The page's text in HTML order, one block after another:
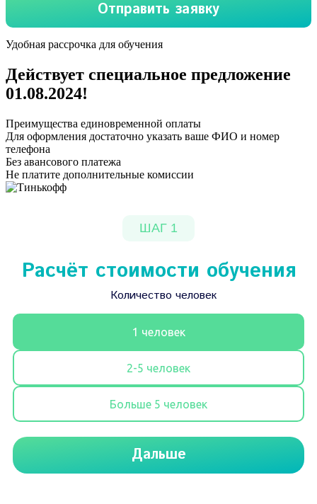
Удобная рассрочка для обучения
Действует специальное предложение
01.08.2024!
Преимущества единовременной оплаты
Для оформления достаточно указать ваше ФИО и номер
телефона
Без авансового платежа
Не платите дополнительные комиссии